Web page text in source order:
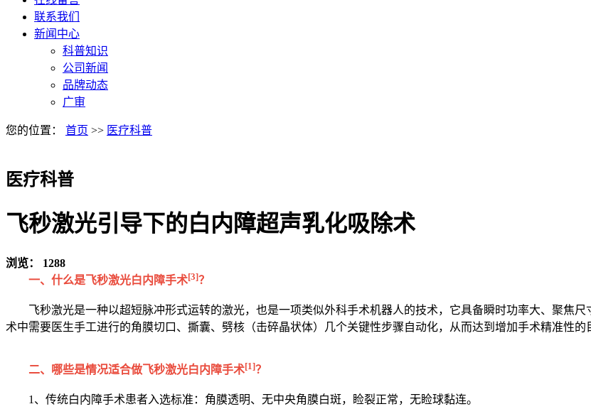
联系我们
新闻中心
科普知识
公司新闻
品牌动态
广审
您的位置： 首页 >> 医疗科普
医疗科普
飞秒激光引导下的白内障超声乳化吸除术
浏览： 1288
一、什么是飞秒激光白内障手术[3]？
飞秒激光是一种以超短脉冲形式运转的激光，也是一项类似外科手术机器人的技术，它具备瞬时功率大、聚焦
术中需要医生手工进行的角膜切口、撕囊、劈核（击碎晶状体）几个关键性步骤自动化，从而达到增加手术精准性的
二、哪些是情况适合做飞秒激光白内障手术[1]？
1、传统白内障手术患者入选标准：角膜透明、无中央角膜白斑，睑裂正常，无睑球黏连。